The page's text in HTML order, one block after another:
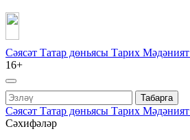
Сәясәт Татар дөньясы Тарих Мәдәният
16+
Табарга
Сәясәт Татар дөньясы Тарих Мәдәният
Сәхифәләр